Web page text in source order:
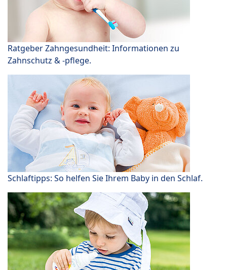
Ratgeber Zahngesundheit: Informationen zu
Zahnschutz & -pflege.
Schlaftipps: So helfen Sie Ihrem Baby in den Schlaf.